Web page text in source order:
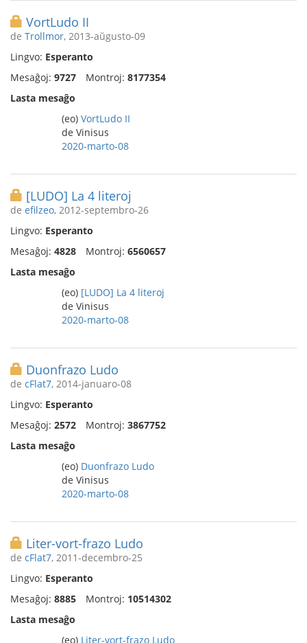
VortLudo II
de Trollmor, 2013-aŭgusto-09
Lingvo: Esperanto
Mesaĝoj: 9727 Montroj: 8177354
Lasta mesaĝo
(eo) VortLudo II
de Vinisus
2020-marto-08
[LUDO] La 4 literoj
de efilzeo, 2012-septembro-26
Lingvo: Esperanto
Mesaĝoj: 4828 Montroj: 6560657
Lasta mesaĝo
(eo) [LUDO] La 4 literoj
de Vinisus
2020-marto-08
Duonfrazo Ludo
de cFlat7, 2014-januaro-08
Lingvo: Esperanto
Mesaĝoj: 2572 Montroj: 3867752
Lasta mesaĝo
(eo) Duonfrazo Ludo
de Vinisus
2020-marto-08
Liter-vort-frazo Ludo
de cFlat7, 2011-decembro-25
Lingvo: Esperanto
Mesaĝoj: 8885 Montroj: 10514302
Lasta mesaĝo
(eo) Liter-vort-frazo Ludo